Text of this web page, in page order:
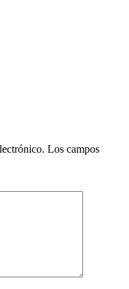
Los campos